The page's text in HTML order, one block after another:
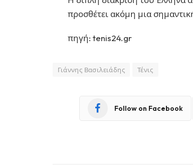
προσθέτει ακόμη μια
πηγή: tenis24.gr
Γιάννης Βασιλειάδης Τένις
Follow on Facebook